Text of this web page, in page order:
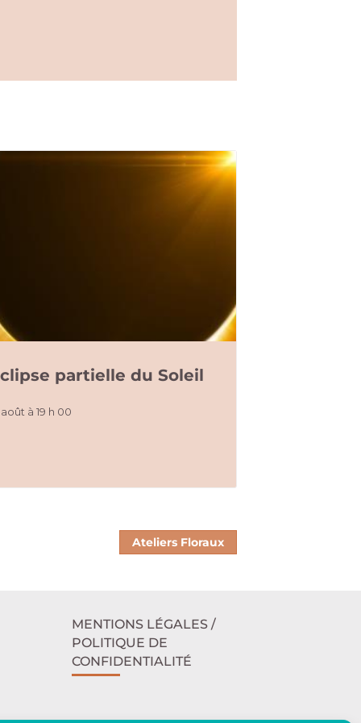
partielle du Soleil
août à 19 h 00
Ateliers Floraux
MENTIONS LÉGALES /
POLITIQUE DE
CONFIDENTIALITÉ